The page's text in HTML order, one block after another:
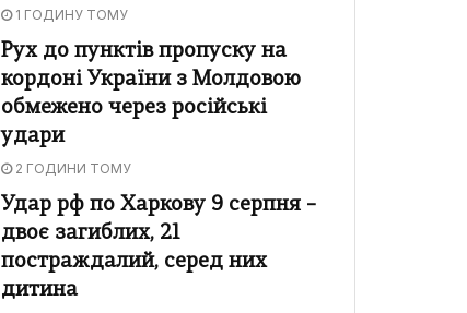
1 ГОДИНУ ТОМУ
Рух до пунктів пропуску на
кордоні України з Молдовою
обмежено через російські
удари
2 ГОДИНИ ТОМУ
Удар рф по Харкову 9 серпня –
двоє загиблих, 21
постраждалий, серед них
дитина